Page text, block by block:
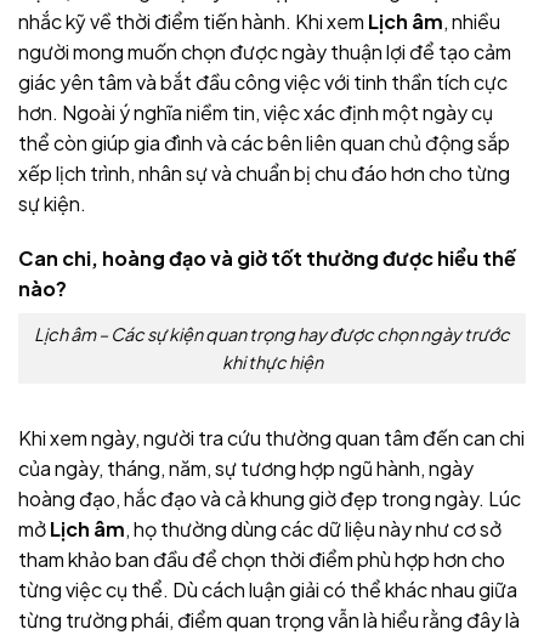
nhắc kỹ về thời điểm tiến hành. Khi xem Lịch âm, nhiều
người mong muốn chọn được ngày thuận lợi để tạo cảm
giác yên tâm và bắt đầu công việc với tinh thần tích cực
hơn. Ngoài ý nghĩa niềm tin, việc xác định một ngày cụ
thể còn giúp gia đình và các bên liên quan chủ động sắp
xếp lịch trình, nhân sự và chuẩn bị chu đáo hơn cho từng
sự kiện.
Can chi, hoàng đạo và giờ tốt thường được hiểu thế
nào?
Lịch âm – Các sự kiện quan trọng hay được chọn ngày trước
khi thực hiện
Khi xem ngày, người tra cứu thường quan tâm đến can chi
của ngày, tháng, năm, sự tương hợp ngũ hành, ngày
hoàng đạo, hắc đạo và cả khung giờ đẹp trong ngày. Lúc
mởLịch âm, họ thường dùng các dữ liệu này như cơ sở
tham khảo ban đầu để chọn thời điểm phù hợp hơn cho
từng việc cụ thể. Dù cách luận giải có thể khác nhau giữa
từng trường phái, điểm quan trọng vẫn là hiểu rằng đây là